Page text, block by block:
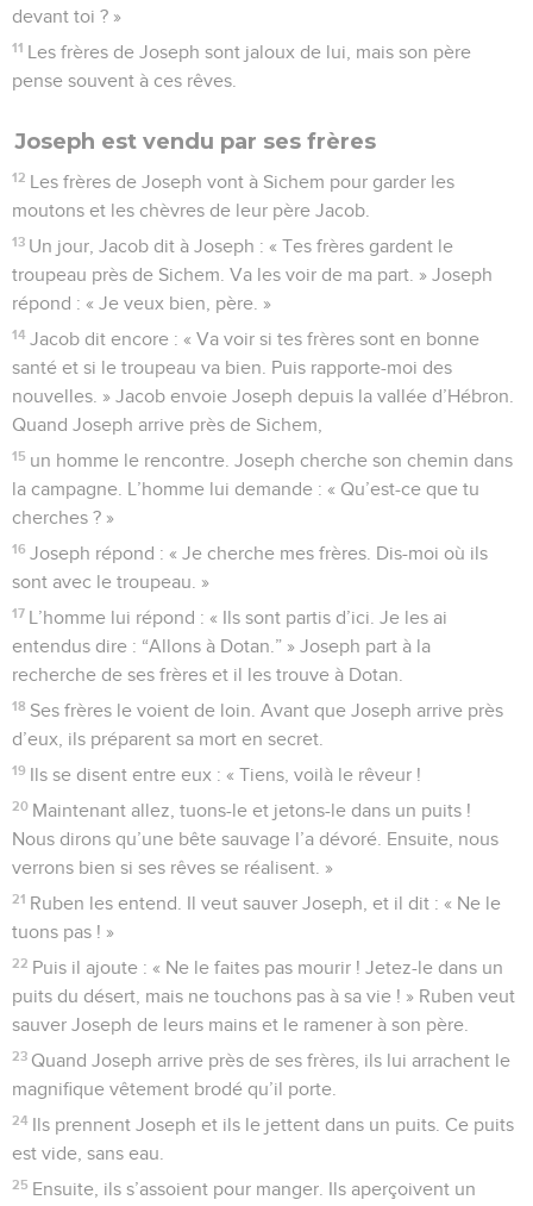
devant toi ? »
11 Les frères de Joseph sont jaloux de lui, mais son père
pense souvent à ces rêves.
Joseph est vendu par ses frères
12 Les frères de Joseph vont à Sichem pour garder les
moutons et les chèvres de leur père Jacob.
13 Un jour, Jacob dit à Joseph : « Tes frères gardent le
troupeau près de Sichem. Va les voir de ma part. » Joseph
répond : « Je veux bien, père. »
14 Jacob dit encore : « Va voir si tes frères sont en bonne
santé et si le troupeau va bien. Puis rapporte-moi des
nouvelles. » Jacob envoie Joseph depuis la vallée d’Hébron.
Quand Joseph arrive près de Sichem,
15 un homme le rencontre. Joseph cherche son chemin dans
la campagne. L’homme lui demande : « Qu’est-ce que tu
cherches ? »
16 Joseph répond : « Je cherche mes frères. Dis-moi où ils
sont avec le troupeau. »
17 L’homme lui répond : « Ils sont partis d’ici. Je les ai
entendus dire : “Allons à Dotan.” » Joseph part à la
recherche de ses frères et il les trouve à Dotan.
18 Ses frères le voient de loin. Avant que Joseph arrive près
d’eux, ils préparent sa mort en secret.
19 Ils se disent entre eux : « Tiens, voilà le rêveur !
20 Maintenant allez, tuons-le et jetons-le dans un puits !
Nous dirons qu’une bête sauvage l’a dévoré. Ensuite, nous
verrons bien si ses rêves se réalisent. »
21 Ruben les entend. Il veut sauver Joseph, et il dit : « Ne le
tuons pas ! »
22 Puis il ajoute : « Ne le faites pas mourir ! Jetez-le dans un
puits du désert, mais ne touchons pas à sa vie ! » Ruben veut
sauver Joseph de leurs mains et le ramener à son père.
23 Quand Joseph arrive près de ses frères, ils lui arrachent le
magnifique vêtement brodé qu’il porte.
24 Ils prennent Joseph et ils le jettent dans un puits. Ce puits
est vide, sans eau.
25 Ensuite, ils s’assoient pour manger. Ils aperçoivent un